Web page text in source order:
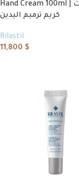
Hand Cream 100ml | زيرولاكت
كريم ترميم اليدين
Rilastil
11,800 $